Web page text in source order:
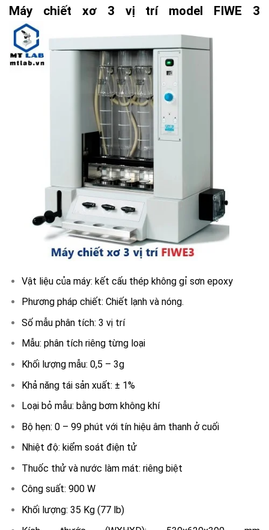
Máy chiết xơ 3 vị trí model FIWE 3
Vật liệu của máy: kết cấu thép không gỉ sơn epoxy
Phương pháp chiết: Chiết lạnh và nóng.
Số mẫu phân tích: 3 vị trí
Mẫu: phân tích riêng từng loại
Khối lượng mẫu: 0,5 – 3g
Khả năng tái sản xuất: ± 1%
Loại bỏ mẫu: bằng bơm không khí
Bộ hẹn: 0 – 99 phút với tín hiệu âm thanh ở cuối
Nhiệt độ: kiểm soát điện tử
Thuốc thử và nước làm mát: riêng biệt
Công suất: 900 W
Khối lượng: 35 Kg (77 lb)